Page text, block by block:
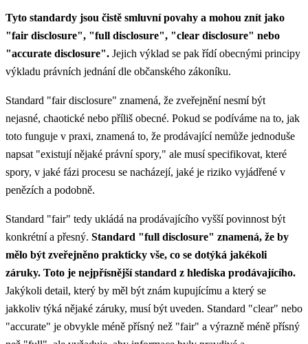
Tyto standardy jsou čistě smluvní povahy a mohou znít jako
"fair disclosure", "full disclosure", "clear disclosure" nebo
"accurate disclosure". Jejich výklad se pak řídí obecnými principy
výkladu právních jednání dle občanského zákoníku.
Standard "fair disclosure" znamená, že zveřejnění nesmí být
nejasné, chaotické nebo příliš obecné. Pokud se podíváme na to, jak
toto funguje v praxi, znamená to, že prodávající nemůže jednoduše
napsat "existují nějaké právní spory," ale musí specifikovat, které
spory, v jaké fázi procesu se nacházejí, jaké je riziko vyjádřené v
penězích a podobně.
Standard "fair" tedy ukládá na prodávajícího vyšší povinnost být
konkrétní a přesný. Standard "full disclosure" znamená, že by
mělo být zveřejněno prakticky vše, co se dotýká jakékoli
záruky. Toto je nejpřísnější standard z hlediska prodávajícího.
Jakýkoli detail, který by měl být znám kupujícímu a který se
jakkoliv týká nějaké záruky, musí být uveden. Standard "clear" nebo
"accurate" je obvykle méně přísný než "fair" a výrazně méně přísný